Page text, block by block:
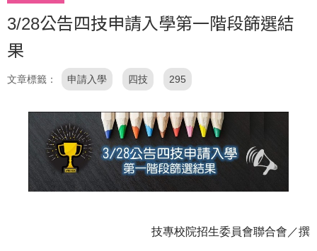
3/28公告四技申請入學第一階段篩選結
果
文章標籤 申請入學 四技 295
技專校院招生委員會聯合會／撰